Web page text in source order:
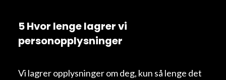
5 Hvor lenge lagrer vi
personopplysninger
Vi lagrer opplysninger om deg, kun så lenge det